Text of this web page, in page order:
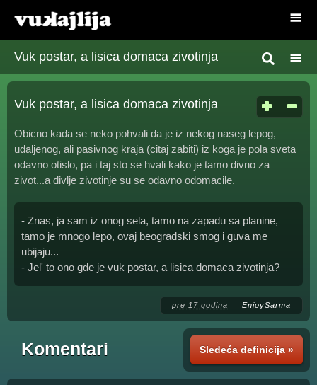
Vuk postar, a lisica domaca zivotinja
Vuk postar, a lisica domaca zivotinja
Obicno kada se neko pohvali da je iz nekog naseg lepog,
udaljenog, ali pasivnog kraja (citaj zabiti) iz koga je pola sveta
odavno otislo, pa i taj sto se hvali kako je tamo divno za
zivot...a divlje zivotinje su se odavno odomacile.
- Znas, ja sam iz onog sela, tamo na zapadu sa planine,
tamo je mnogo lepo, ovaj beogradski smog i guva me
ubijaju...
- Jel' to ono gde je vuk postar, a lisica domaca zivotinja?
pre 17 godina EnjoySarma
Sledeća definicija »
Komentari